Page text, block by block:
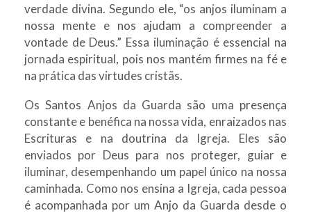
verdade divina. Segundo ele, “os anjos iluminam a
nossa mente e nos ajudam a compreender a
vontade de Deus.” Essa iluminação é essencial na
jornada espiritual, pois nos mantém firmes na fé e
na prática das virtudes cristãs.
Os Santos Anjos da Guarda são uma presença
constante e benéfica na nossa vida, enraizados nas
Escrituras e na doutrina da Igreja. Eles são
enviados por Deus para nos proteger, guiar e
iluminar, desempenhando um papel único na nossa
caminhada. Como nos ensina a Igreja, cada pessoa
é acompanhada por um Anjo da Guarda desde o